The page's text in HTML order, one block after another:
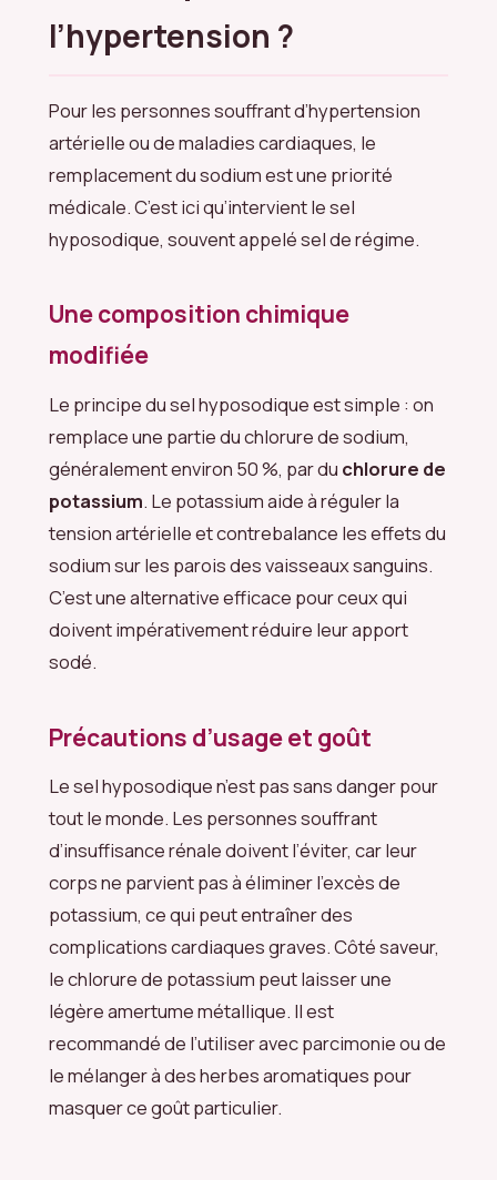
l’hypertension ?
Pour les personnes souffrant d’hypertension
artérielle ou de maladies cardiaques, le
remplacement du sodium est une priorité
médicale. C’est ici qu’intervient le sel
hyposodique, souvent appelé sel de régime.
Une composition chimique
modifiée
Le principe du sel hyposodique est simple : on
remplace une partie du chlorure de sodium,
généralement environ 50 %, par du chlorure de
potassium. Le potassium aide à réguler la
tension artérielle et contrebalance les effets du
sodium sur les parois des vaisseaux sanguins.
C’est une alternative efficace pour ceux qui
doivent impérativement réduire leur apport
sodé.
Précautions d’usage et goût
Le sel hyposodique n’est pas sans danger pour
tout le monde. Les personnes souffrant
d’insuffisance rénale doivent l’éviter, car leur
corps ne parvient pas à éliminer l’excès de
potassium, ce qui peut entraîner des
complications cardiaques graves. Côté saveur,
le chlorure de potassium peut laisser une
légère amertume métallique. Il est
recommandé de l’utiliser avec parcimonie ou de
le mélanger à des herbes aromatiques pour
masquer ce goût particulier.